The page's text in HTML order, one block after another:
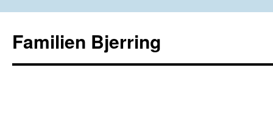
Familien Bjerring